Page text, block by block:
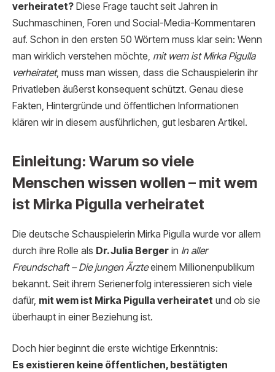
verheiratet? Diese Frage taucht seit Jahren in
Suchmaschinen, Foren und Social-Media-Kommentaren
auf. Schon in den ersten 50 Wörtern muss klar sein: Wenn
man wirklich verstehen möchte, mit wem ist Mirka Pigulla
verheiratet, muss man wissen, dass die Schauspielerin ihr
Privatleben äußerst konsequent schützt. Genau diese
Fakten, Hintergründe und öffentlichen Informationen
klären wir in diesem ausführlichen, gut lesbaren Artikel.
Einleitung: Warum so viele
Menschen wissen wollen – mit wem
ist Mirka Pigulla verheiratet
Die deutsche Schauspielerin Mirka Pigulla wurde vor allem
durch ihre Rolle als Dr. Julia Berger in In aller
Freundschaft – Die jungen Ärzteeinem Millionenpublikum
bekannt. Seit ihrem Serienerfolg interessieren sich viele
dafür, mit wem ist Mirka Pigulla verheiratet und ob sie
überhaupt in einer Beziehung ist.
Doch hier beginnt die erste wichtige Erkenntnis:
Es existieren keine öffentlichen, bestätigten